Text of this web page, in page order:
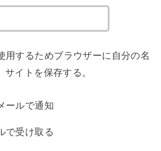
用するためブラウザーに自分の名
イトを保存する。
ールで通知
で受け取る